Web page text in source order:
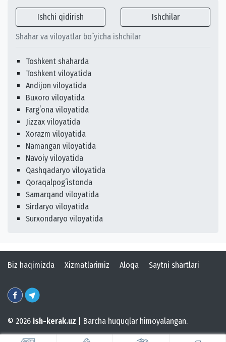
Ishchi qidirish Ishchilar
Shahar va viloyatlar bo`yicha ishchilar
Toshkent shaharda
Toshkent viloyatida
Andijon viloyatida
Buxoro viloyatida
Fargʻona viloyatida
Jizzax viloyatida
Xorazm viloyatida
Namangan viloyatida
Navoiy viloyatida
Qashqadaryo viloyatida
Qoraqalpogʻistonda
Samarqand viloyatida
Sirdaryo viloyatida
Surxondaryo viloyatida
Biz haqimizda Xizmatlarimiz Aloqa Saytni shartlari
© 2026 ish-kerak.uz | Barcha huquqlar himoyalangan.